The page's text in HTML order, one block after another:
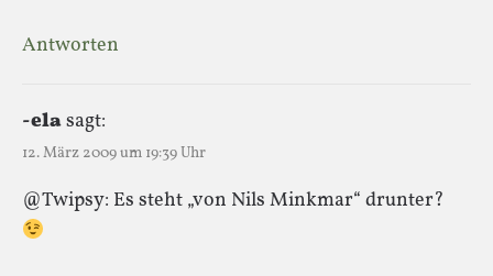
Antworten
-elasagt:
12. März 2009 um 19:39 Uhr
@Twipsy: Es steht „von Nils Minkmar“ drunter?